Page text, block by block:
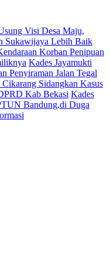
Visi Desa Maju,
Sukawijaya Lebih Baik
Korban Penipuan
Kades Jayamukti
Penyiraman Jalan Tegal
Sidangkan Kasus
Kab Bekasi Kades
Bandung,di Duga